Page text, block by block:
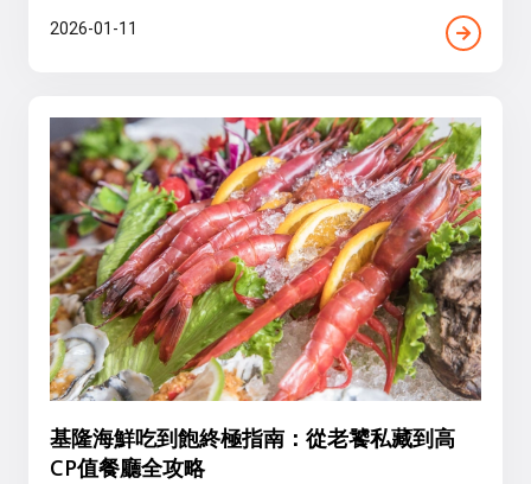
2026-01-11
基隆海鮮吃到飽終極指南：從老饕私藏到高
CP值餐廳全攻略